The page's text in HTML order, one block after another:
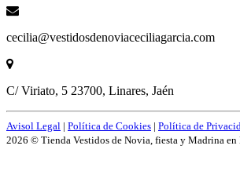
cecilia@vestidosdenoviaceciliagarcia.com
C/ Viriato, 5 23700, Linares, Jaén
Avisol Legal | Política de Cookies | Política de
2026 © Tienda Vestidos de Novia, fiesta y Madrina en